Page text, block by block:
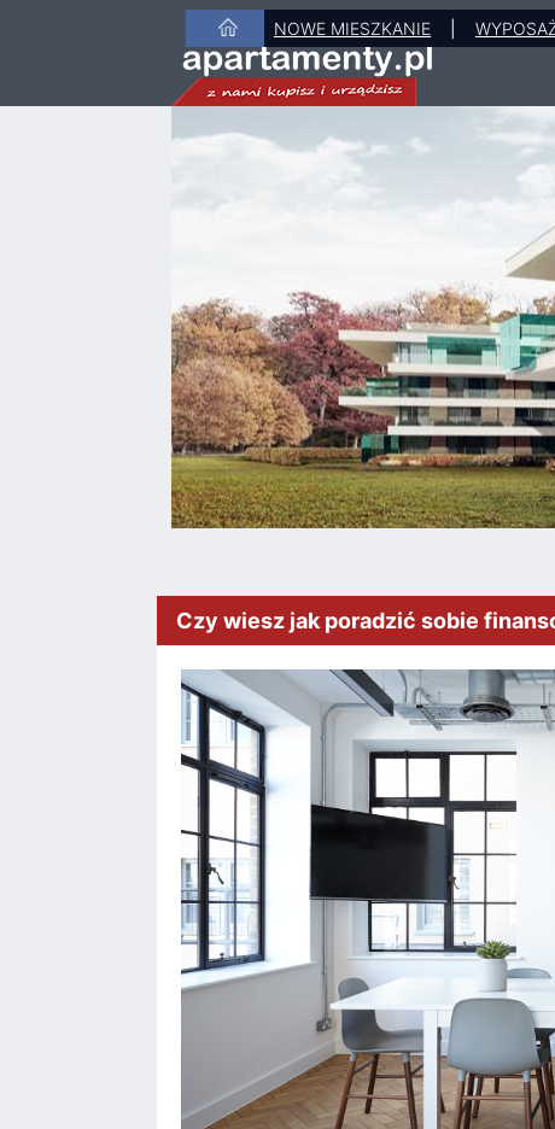
NOWE MIESZKANIE
Czy wiesz jak poradzić sobie